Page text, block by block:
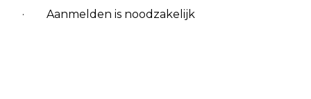
· Aanmelden is noodzakelijk